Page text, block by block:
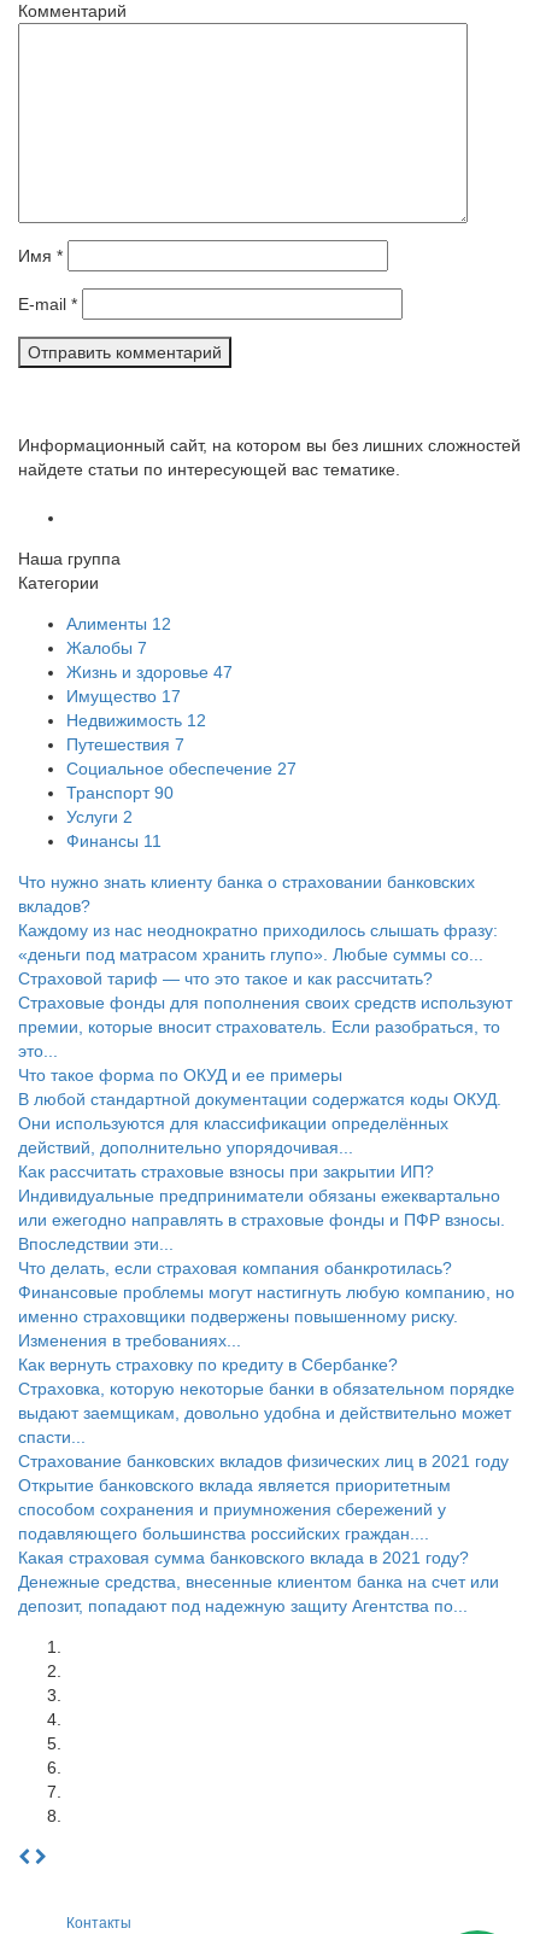
Комментарий
Имя *
E-mail *
Информационный сайт, на котором вы без лишних сложностей
найдете статьи по интересующей вас тематике.
Наша группа
Категории
Алименты 12
Жалобы 7
Жизнь и здоровье 47
Имущество 17
Недвижимость 12
Путешествия 7
Социальное обеспечение 27
Транспорт90
Услуги 2
Финансы 11
Что нужно знать клиенту банка о страховании банковских
вкладов?
Каждому из нас неоднократно приходилось слышать фразу:
«деньги под матрасом хранить глупо». Любые суммы со...
Страховой тариф — что это такое и как рассчитать?
Страховые фонды для пополнения своих средств используют
премии, которые вносит страхователь. Если разобраться, то
это...
Что такое форма по ОКУД и ее примеры
В любой стандартной документации содержатся коды ОКУД.
Они используются для классификации определённых
действий, дополнительно упорядочивая...
Как рассчитать страховые взносы при закрытии ИП?
Индивидуальные предприниматели обязаны ежеквартально
или ежегодно направлять в страховые фонды и ПФР взносы.
Впоследствии эти...
Что делать, если страховая компания обанкротилась?
Финансовые проблемы могут настигнуть любую компанию, но
именно страховщики подвержены повышенному риску.
Изменения в требованиях...
Как вернуть страховку по кредиту в Сбербанке?
Страховка, которую некоторые банки в обязательном порядке
выдают заемщикам, довольно удобна и действительно может
спасти...
Страхование банковских вкладов физических лиц в 2021 году
Открытие банковского вклада является приоритетным
способом сохранения и приумножения сбережений у
подавляющего большинства российских граждан....
Какая страховая сумма банковского вклада в 2021 году?
Денежные средства, внесенные клиентом банка на счет или
депозит, попадают под надежную защиту Агентства по...
Контакты